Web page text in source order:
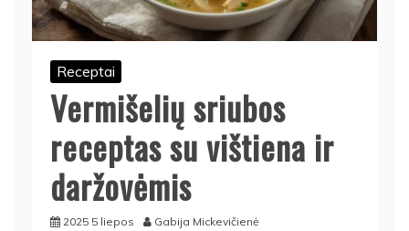
Receptai
Vermišelių sriubos
receptas su vištiena ir
daržovėmis
2025 5 liepos Gabija Mickevičienė